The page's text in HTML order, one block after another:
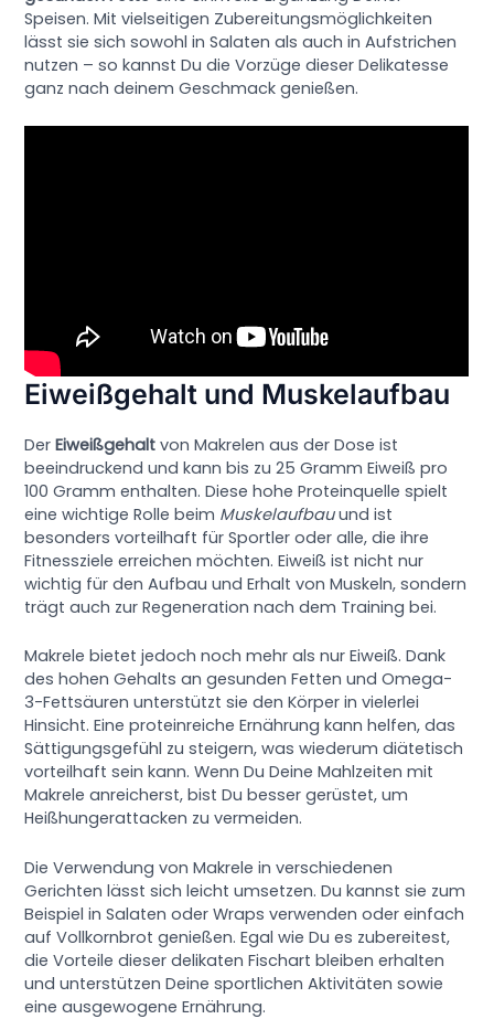
Speisen. Mit vielseitigen Zubereitungsmöglichkeiten
lässt sie sich sowohl in Salaten als auch in Aufstrichen
nutzen – so kannst Du die Vorzüge dieser Delikatesse
ganz nach deinem Geschmack genießen.
Eiweißgehalt und Muskelaufbau
DerEiweißgehalt von Makrelen aus der Dose ist
beeindruckend und kann bis zu 25 Gramm Eiweiß pro
100 Gramm enthalten. Diese hohe Proteinquelle spielt
eine wichtige Rolle beim Muskelaufbauund ist
besonders vorteilhaft für Sportler oder alle, die ihre
Fitnessziele erreichen möchten. Eiweiß ist nicht nur
wichtig für den Aufbau und Erhalt von Muskeln, sondern
trägt auch zur Regeneration nach dem Training bei.
Makrele bietet jedoch noch mehr als nur Eiweiß. Dank
des hohen Gehalts an gesunden Fetten und Omega-
3-Fettsäuren unterstützt sie den Körper in vielerlei
Hinsicht. Eine proteinreiche Ernährung kann helfen, das
Sättigungsgefühl zu steigern, was wiederum diätetisch
vorteilhaft sein kann. Wenn Du Deine Mahlzeiten mit
Makrele anreicherst, bist Du besser gerüstet, um
Heißhungerattacken zu vermeiden.
Die Verwendung von Makrele in verschiedenen
Gerichten lässt sich leicht umsetzen. Du kannst sie zum
Beispiel in Salaten oder Wraps verwenden oder einfach
auf Vollkornbrot genießen. Egal wie Du es zubereitest,
die Vorteile dieser delikaten Fischart bleiben erhalten
und unterstützen Deine sportlichen Aktivitäten sowie
eine ausgewogene Ernährung.